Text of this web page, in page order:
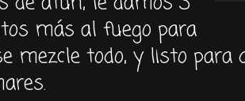
más al fuego para
mezcle todo, y listo